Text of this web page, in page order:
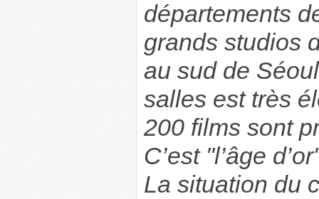
départements
grands studios
au sud de
salles est très
200 films sont
C’est "l’âge
La situation du